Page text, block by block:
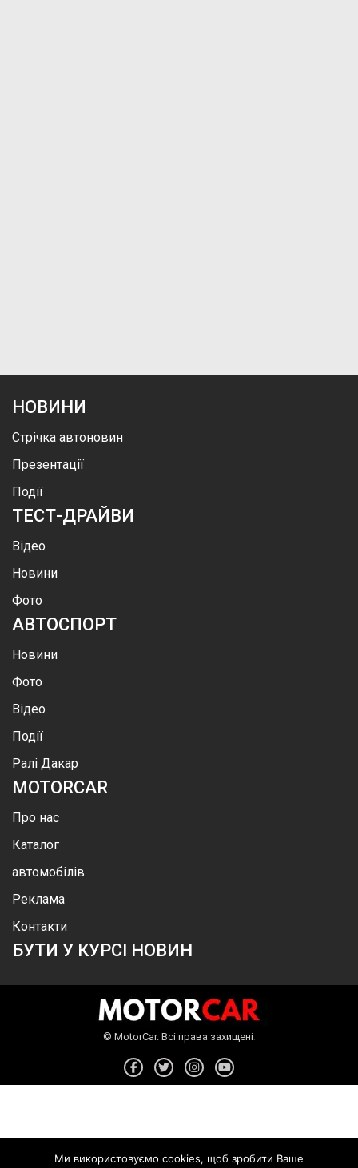
НОВИНИ
Стрічка автоновин
Презентації
Події
ТЕСТ-ДРАЙВИ
Відео
Новини
Фото
АВТОСПОРТ
Новини
Фото
Відео
Події
Ралі Дакар
MOTORCAR
Про нас
Каталог
автомобілів
Реклама
Контакти
БУТИ У КУРСІ НОВИН
© MotorСar. Всі права захищені.
Ми використовуємо cookies, щоб зробити Ваше